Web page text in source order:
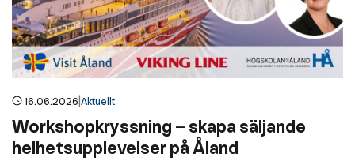
16.06.2026 Aktuellt
Workshopkryssning – skapa säljande
helhetsupplevelser på Åland